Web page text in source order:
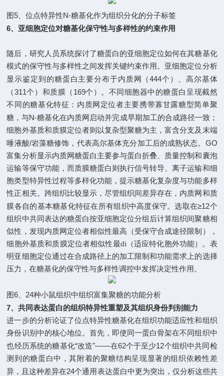
图5 、位点特异性N-糖基化作为组织分化的分子标签
6、 亚细胞定位对糖基化保守性与多样性的约束作用
随后，研究人员系统探讨了糖蛋白的亚细胞定位如何在其糖基化
模式的保守性与多样性之间发挥关键约束作用。亚细胞定位分析
显示鉴定到的糖蛋白主要分布于内质网（444个）、高尔基体
（311个）和质膜（ 169个）。不同细胞器中的糖蛋白呈现截然
不同的糖基化特征：内质网定位者主要携带寡甘露糖型简单聚
糖，与N-糖基化在内质网启动并完成早期加工的合成路径一致；
细胞外基质和质膜定位者则以复杂型聚糖为主，富含分支及末端
唾液酸/岩藻糖修饰，代表高尔基体充分加工后的成熟状态。 GO
富集分析显示内质网糖蛋白主要参与蛋白折叠、质量控制和囊泡
运输等保守功能，而质膜糖蛋白则执行信号转导、离子运输和细
胞类型特异性过程等多样化功能，提示糖基化复杂度与功能多样
性正相关。跨组织比较显示，尽管组织间差异存在，内质网和质
膜各自的基本糖基化特征在所有组织中高度保守。选取在≥12个
组织中共同表达的糖蛋白按亚细胞定位分组后计算组织间聚糖相
似性，发现内质网定位者相似性最高（受保守合成途径限制），
细胞外基质和质膜定位者相似性最di（适应特化胞外功能）。 表
明亚细胞定位通过在合成路径上的加工限制和功能需求上的选择
压力，在糖基化的保守性与多样性调控中发挥决定性作用 。
图6 24种小鼠组织中组织富集聚糖的功能分析
7、共同表达蛋白的组织特异性重塑及其组织身份判别能力
进一步的分析论证了位点特异性糖基化在组织功能适应性和组织
身份识别中的核心地位。首先，即使同一蛋白骨架在不同组织中
也经历系统的糖基化“改造"——在62个于至少12个组织中共同检
测到的糖蛋白中，其附着的聚糖结构呈现显著的组织依赖性差
异，且这种差异在24个通用表达蛋白中更为突出，仅分析这些共